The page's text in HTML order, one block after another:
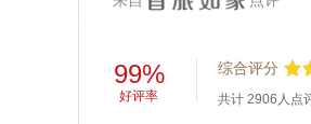
99%
好评率
综合评分
共计 2906 人点